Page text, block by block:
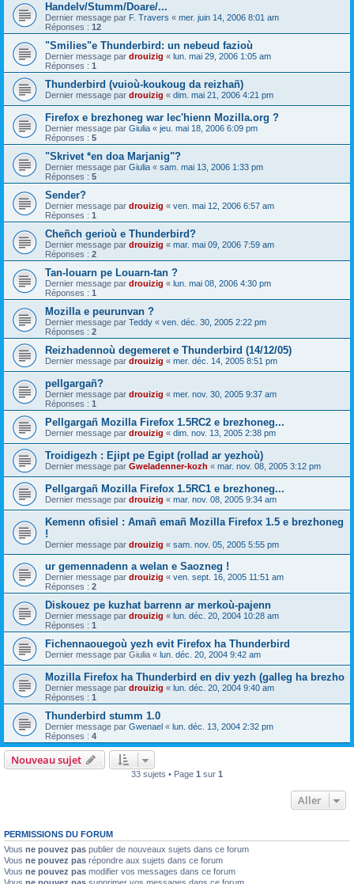
Handelv/Stumm/Doare/...
Dernier message par F. Travers « mer. juin 14, 2006 8:01 am
Réponses : 12
"Smilies"e Thunderbird: un nebeud fazioù
Dernier message par drouizig « lun. mai 29, 2006 1:05 am
Réponses : 1
Thunderbird (vuioù-koukoug da reizhañ)
Dernier message par drouizig « dim. mai 21, 2006 4:21 pm
Firefox e brezhoneg war lec'hienn Mozilla.org ?
Dernier message par Giulia « jeu. mai 18, 2006 6:09 pm
Réponses : 5
"Skrivet *en doa Marjanig"?
Dernier message par Giulia « sam. mai 13, 2006 1:33 pm
Réponses : 5
Sender?
Dernier message par drouizig « ven. mai 12, 2006 6:57 am
Réponses : 1
Cheñch gerioù e Thunderbird?
Dernier message par drouizig « mar. mai 09, 2006 7:59 am
Réponses : 2
Tan-louarn pe Louarn-tan ?
Dernier message par drouizig « lun. mai 08, 2006 4:30 pm
Réponses : 1
Mozilla e peurunvan ?
Dernier message par Teddy « ven. déc. 30, 2005 2:22 pm
Réponses : 2
Reizhadennoù degemeret e Thunderbird (14/12/05)
Dernier message par drouizig « mer. déc. 14, 2005 8:51 pm
pellgargañ?
Dernier message par drouizig « mer. nov. 30, 2005 9:37 am
Réponses : 1
Pellgargañ Mozilla Firefox 1.5RC2 e brezhoneg...
Dernier message par drouizig « dim. nov. 13, 2005 2:38 pm
Troidigezh : Ejipt pe Egipt (rollad ar yezhoù)
Dernier message par Gweladenner-kozh « mar. nov. 08, 2005 3:12 pm
Pellgargañ Mozilla Firefox 1.5RC1 e brezhoneg...
Dernier message par drouizig « mar. nov. 08, 2005 9:34 am
Kemenn ofisiel : Amañ emañ Mozilla Firefox 1.5 e brezhoneg
!
Dernier message par drouizig « sam. nov. 05, 2005 5:55 pm
ur gemennadenn a welan e Saozneg !
Dernier message par drouizig « ven. sept. 16, 2005 11:51 am
Réponses : 2
Diskouez pe kuzhat barrenn ar merkoù-pajenn
Dernier message par drouizig « lun. déc. 20, 2004 10:28 am
Réponses : 1
Fichennaouegoù yezh evit Firefox ha Thunderbird
Dernier message par Giulia « lun. déc. 20, 2004 9:42 am
Mozilla Firefox ha Thunderbird en div yezh (galleg ha brezho
Dernier message par drouizig « lun. déc. 20, 2004 9:40 am
Réponses : 1
Thunderbird stumm 1.0
Dernier message par Gwenael « lun. déc. 13, 2004 2:32 pm
Réponses : 4
Nouveau sujet
33 sujets • Page 1 sur 1
Aller
PERMISSIONS DU FORUM
Vous ne pouvez pas publier de nouveaux sujets dans ce forum
Vous ne pouvez pas répondre aux sujets dans ce forum
Vous ne pouvez pas modifier vos messages dans ce forum